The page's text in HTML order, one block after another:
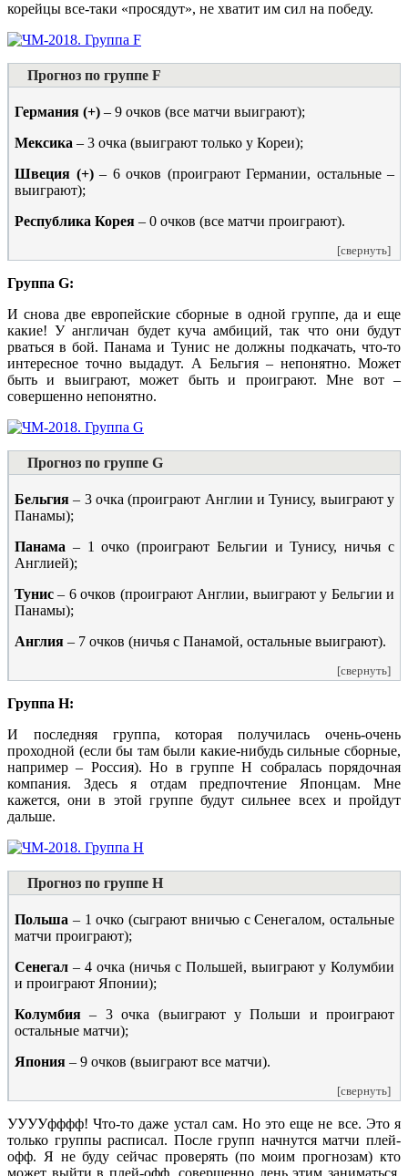
корейцы все-таки «просядут», не хватит им сил на победу.
Прогноз по группе F
Германия (+) – 9 очков (все матчи выиграют);
Мексика – 3 очка (выиграют только у Кореи);
Швеция (+)– 6 очков (проиграют Германии, остальные –
выиграют);
Республика Корея – 0 очков (все матчи проиграют).
[свернуть]
Группа G:
И снова две европейские сборные в одной группе, да и еще
какие! У англичан будет куча амбиций, так что они будут
рваться в бой. Панама и Тунис не должны подкачать, что-то
интересное точно выдадут. А Бельгия – непонятно. Может
быть и выиграют, может быть и проиграют. Мне вот –
совершенно непонятно.
Прогноз по группе G
Бельгия – 3 очка (проиграют Англии и Тунису, выиграют у
Панамы);
Панама – 1 очко (проиграют Бельгии и Тунису, ничья с
Англией);
Тунис – 6 очков (проиграют Англии, выиграют у Бельгии и
Панамы);
Англия – 7 очков (ничья с Панамой, остальные выиграют).
[свернуть]
Группа H:
И последняя группа, которая получилась очень-очень
проходной (если бы там были какие-нибудь сильные сборные,
например – Россия). Но в группе H собралась порядочная
компания. Здесь я отдам предпочтение Японцам. Мне
кажется, они в этой группе будут сильнее всех и пройдут
дальше.
Прогноз по группе H
Польша – 1 очко (сыграют вничью с Сенегалом, остальные
матчи проиграют);
Сенегал – 4 очка (ничья с Польшей, выиграют у Колумбии
и проиграют Японии);
Колумбия – 3 очка (выиграют у Польши и проиграют
остальные матчи);
Япония – 9 очков (выиграют все матчи).
[свернуть]
УУУУфффф! Что-то даже устал сам. Но это еще не все. Это я
только группы расписал. После групп начнутся матчи плей-
офф. Я не буду сейчас проверять (по моим прогнозам) кто